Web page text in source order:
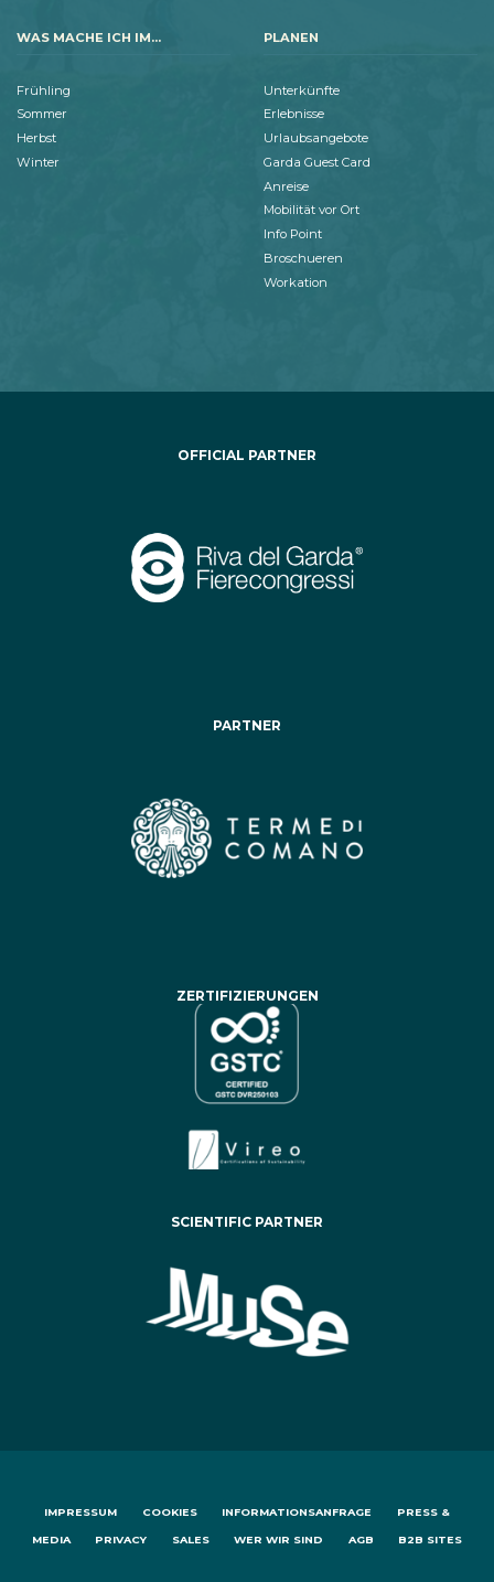
WAS MACHE ICH IM...
Frühling
Sommer
Herbst
Winter
PLANEN
Unterkünfte
Erlebnisse
Urlaubsangebote
Garda Guest Card
Anreise
Mobilität vor Ort
Info Point
Broschueren
Workation
OFFICIAL PARTNER
PARTNER
ZERTIFIZIERUNGEN
SCIENTIFIC PARTNER
IMPRESSUM COOKIES INFORMATIONSANFRAGE PRESS &
MEDIA PRIVACY SALES WER WIR SIND AGB B2B SITES